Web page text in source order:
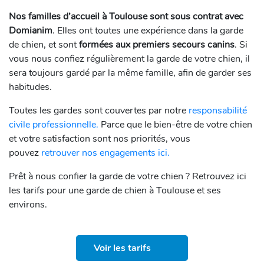
Nos familles d’accueil à Toulouse sont sous contrat avec
Domianim. Elles ont toutes une expérience dans la garde
de chien, et sontformées aux premiers secours canins. Si
vous nous confiez régulièrement la garde de votre chien, il
sera toujours gardé par la même famille, afin de garder ses
habitudes.
Toutes les gardes sont couvertes par notre responsabilité
civile professionnelle. Parce que le bien-être de votre chien
et votre satisfaction sont nos priorités, vous
pouvez retrouver nos engagements ici.
Prêt à nous confier la garde de votre chien ? Retrouvez ici
les tarifs pour une garde de chien à Toulouse et ses
environs.
Voir les tarifs